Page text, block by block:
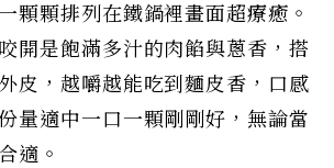
顆顆排列在鐵鍋裡畫面超療癒。
開是飽滿多汁的肉餡與蔥香，搭
皮，越嚼越能吃到麵皮香，口感
量適中一口一顆剛剛好，無論當
適。